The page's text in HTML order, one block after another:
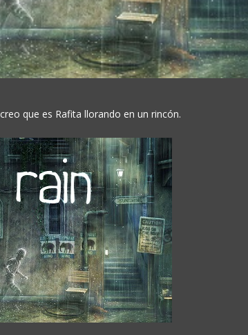
que es Rafita llorando en un rincón.